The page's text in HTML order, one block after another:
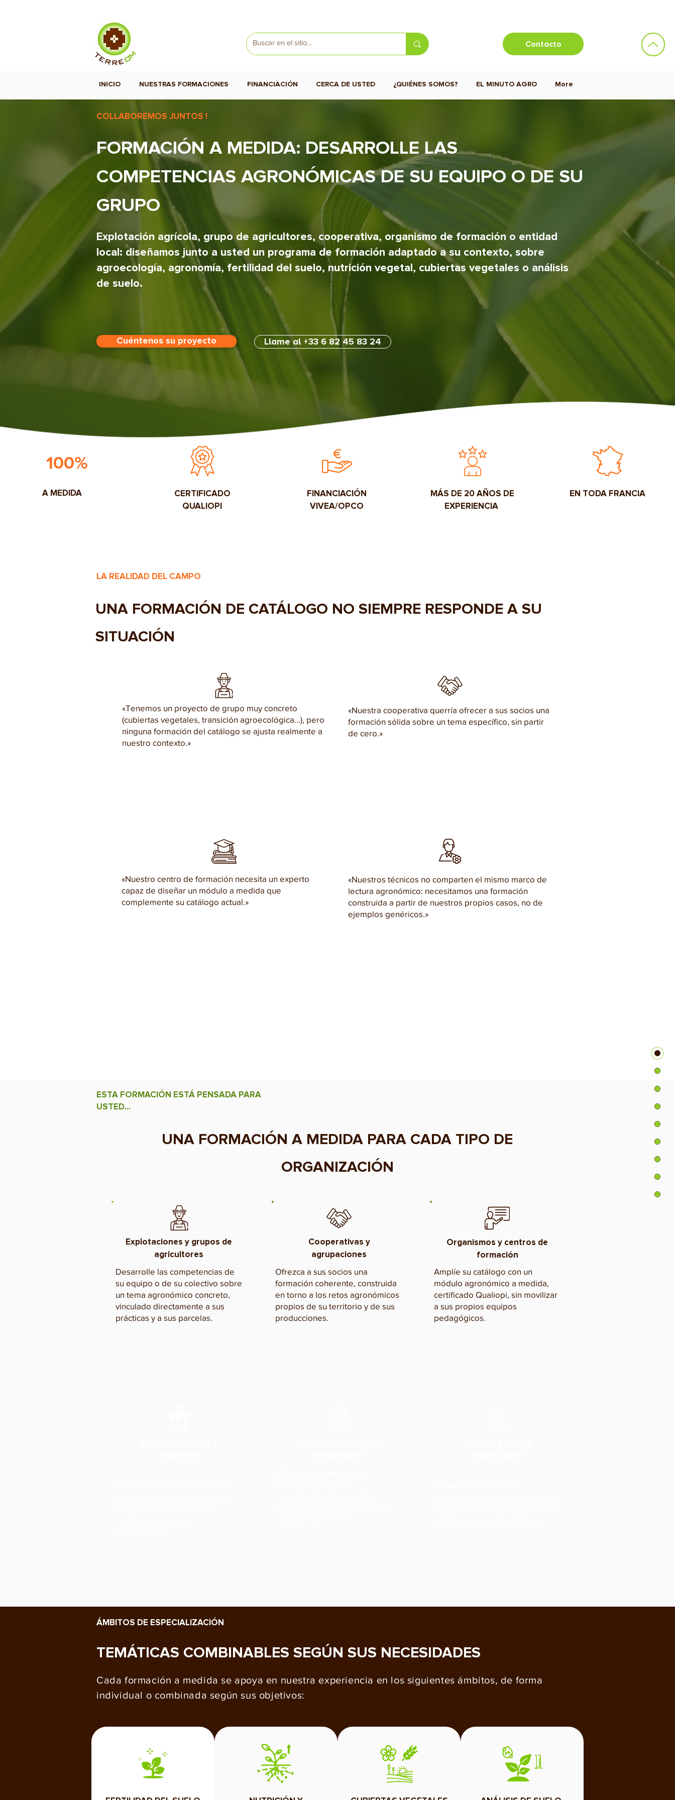
Contacto
INICIO NUESTRAS FORMACIONES FINANCIACIÓN CERCA DE USTED ¿QUIÉNES SOMOS? EL MINUTO AGRO More
COLLABOREMOS JUNTOS !
FORMACIÓN A MEDIDA: DESARROLLE LAS
COMPETENCIAS AGRONÓMICAS DE SU EQUIPO O DE SU
GRUPO
Explotación agrícola, grupo de agricultores, cooperativa, organismo de formación o entidad
local: diseñamos junto a usted un programa de formación adaptado a su contexto, sobre
agroecología, agronomía, fertilidad del suelo, nutrición vegetal, cubiertas vegetales o análisis
de suelo.
Cuéntenos su proyecto Llame al +33 6 82 45 83 24
100%
A MEDIDA
CERTIFICADO
QUALIOPI
FINANCIACIÓN
VIVEA/OPCO
MÁS DE 20 AÑOS DE
EXPERIENCIA
EN TODA FRANCIA
LA REALIDAD DEL CAMPO
UNA FORMACIÓN DE CATÁLOGO NO SIEMPRE RESPONDE A SU
SITUACIÓN
«Tenemos un proyecto de grupo muy concreto
(cubiertas vegetales, transición agroecológica…), pero
ninguna formación del catálogo se ajusta realmente a
nuestro contexto.»
«Nuestra cooperativa querría ofrecer a sus socios una
formación sólida sobre un tema específico, sin partir
de cero.»
«Nuestro centro de formación necesita un experto
capaz de diseñar un módulo a medida que
complemente su catálogo actual.»
«Nuestros técnicos no comparten el mismo marco de
lectura agronómico: necesitamos una formación
construida a partir de nuestros propios casos, no de
ejemplos genéricos.»
ESTA FORMACIÓN ESTÁ PENSADA PARA
USTED...
UNA FORMACIÓN A MEDIDA PARA CADA TIPO DE
ORGANIZACIÓN
Explotaciones y grupos de
agricultores
Desarrolle las competencias de
su equipo o de su colectivo sobre
un tema agronómico concreto,
vinculado directamente a sus
prácticas y a sus parcelas.
Cooperativas y
agrupaciones
Ofrezca a sus socios una
formación coherente, construida
en torno a los retos agronómicos
propios de su territorio y de sus
producciones.
Organismos y centros de
formación
Amplíe su catálogo con un
módulo agronómico a medida,
certificado Qualiopi, sin movilizar
a sus propios equipos
pedagógicos.
ÁMBITOS DE ESPECIALIZACIÓN
TEMÁTICAS COMBINABLES SEGÚN SUS NECESIDADES
Cada formación a medida se apoya en nuestra experiencia en los siguientes ámbitos, de forma
individual o combinada según sus objetivos: